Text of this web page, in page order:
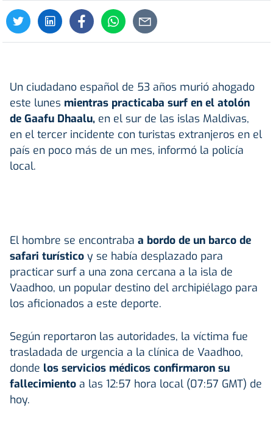
Un ciudadano español de 53 años murió ahogado
este lunes mientras practicaba surf en el atolón
de Gaafu Dhaalu, en el sur de las islas Maldivas,
en el tercer incidente con turistas extranjeros en el
país en poco más de un mes, informó la policía
local.
El hombre se encontraba a bordo de un barco de
safari turístico y se había desplazado para
practicar surf a una zona cercana a la isla de
Vaadhoo, un popular destino del archipiélago para
los aficionados a este deporte.
Según reportaron las autoridades, la víctima fue
trasladada de urgencia a la clínica de Vaadhoo,
donde los servicios médicos confirmaron su
fallecimiento a las 12:57 hora local (07:57 GMT) de
hoy.